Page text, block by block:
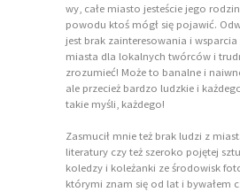
wy, całe miasto jesteście jego
powodu ktoś mógł się pojawić.
jest brak zainteresowania i wsparcia
miasta dla lokalnych twórców i
zrozumieć! Może to banalne i
ale przecież bardzo ludzkie i
takie myśli, każdego!
Zasmucił mnie też brak ludzi z
literatury czy też szeroko pojętej
koledzy i koleżanki ze środowisk
którymi znam się od lat i bywałem